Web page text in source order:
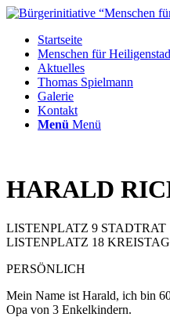
Startseite
Menschen für
Aktuelles
Thomas Spielmann
Galerie
Kontakt
Menü Menü
HARALD
LISTENPLATZ 9 STADTRAT
LISTENPLATZ 18 KREISTAG
PERSÖNLICH
Mein Name ist Harald, ich bin
Opa von 3 Enkelkindern.